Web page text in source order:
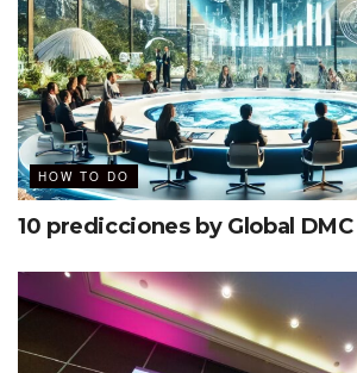
HOW TO DO
10 predicciones by Global